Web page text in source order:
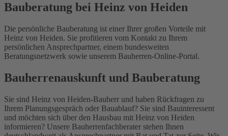
Bauberatung bei Heinz von Heiden
Die persönliche Bauberatung ist einer Ihrer großen Vorteile mit
Heinz von Heiden. Sie profitieren vom Kontakt zu Ihrem
persönlichen Ansprechpartner, einem bundesweiten
Beratungsnetzwerk sowie unserem Bauherren-Online-Portal.
Bauherrenauskunft und Bauberatung
Sie sind Heinz von Heiden-Bauherr und haben Rückfragen zu
Ihrem Planungsgespräch oder Bauablauf? Sie sind Bauinteressent
und möchten sich über den Hausbau mit Heinz von Heiden
informieren? Unsere Bauherrenfachberater stehen Ihnen